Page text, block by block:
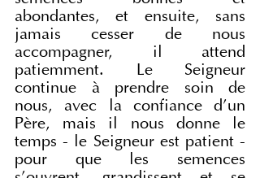
abondantes, et ensuite, sans
jamais cesser de nous
accompagner, il attend
patiemment. Le Seigneur
continue à prendre soin de
nous, avec la confiance d'un
Père, mais il nous donne le
temps - le Seigneur est patient -
pour que les semences